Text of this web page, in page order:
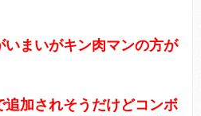
いまいがキン肉マンの方が
加されそうだけどコンボ